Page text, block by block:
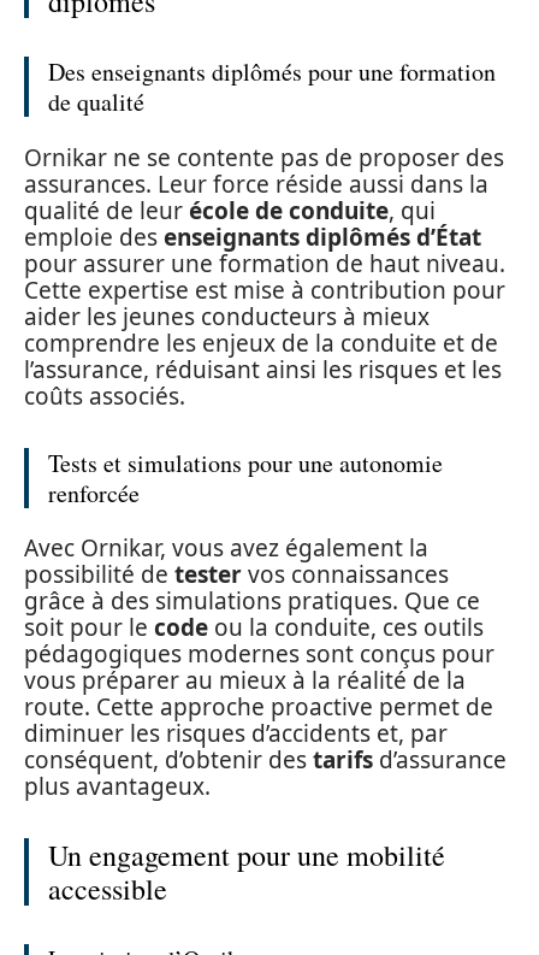
Des enseignants diplômés pour une formation
de qualité
Ornikar ne se contente pas de proposer des
assurances. Leur force réside aussi dans la
qualité de leurécole de conduite, qui
emploie desenseignants diplômés d’État
pour assurer une formation de haut niveau.
Cette expertise est mise à contribution pour
aider les jeunes conducteurs à mieux
comprendre les enjeux de la conduite et de
l’assurance, réduisant ainsi les risques et les
coûts associés.
Tests et simulations pour une autonomie
renforcée
Avec Ornikar, vous avez également la
possibilité de testervos connaissances
grâce à des simulations pratiques. Que ce
soit pour le code ou la conduite, ces outils
pédagogiques modernes sont conçus pour
vous préparer au mieux à la réalité de la
route. Cette approche proactive permet de
diminuer les risques d’accidents et, par
conséquent, d’obtenir destarifs d’assurance
plus avantageux.
Un engagement pour une mobilité
accessible